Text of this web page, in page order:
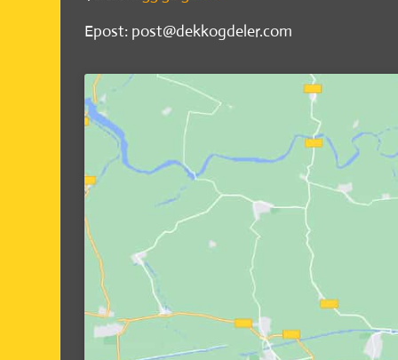
Epost: post@dekkogdeler.com